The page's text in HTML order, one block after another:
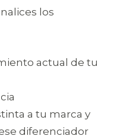
los
actual de tu
a tu marca y
diferenciador